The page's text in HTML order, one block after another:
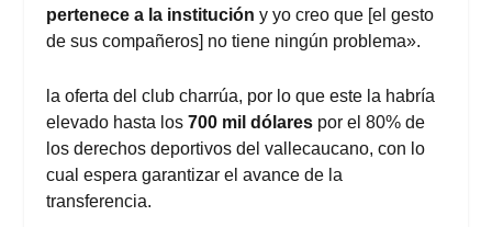
pertenece a la institucióny yo creo que [el gesto
de sus compañeros] no tiene ningún problema».
la oferta del club charrúa, por lo que este la habría
elevado hasta los700 mil dólares por el 80% de
los derechos deportivos del vallecaucano, con lo
cual espera garantizar el avance de la
transferencia.